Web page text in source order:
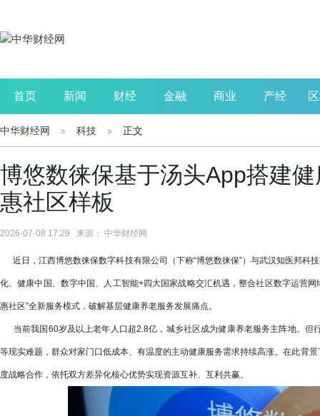
首页 新闻 财经 金融 商业 产经
公司 生活 读书
中华财经网 科技 正文
博悠数徕保基于汤头App搭建
惠社区样板
2026-07-08 17:29 来源： 中华财经网
近日，江西博悠数徕保数字科技有限公司（下称“博悠数徕保”）与武汉知医邦科
化、健康中国、数字中国、人工智能+四大国家战略交汇机遇，整合社区数字运营
惠社区”全新服务模式，破解基层健康养老服务发展痛点。
当前我国60岁及以上老年人口超2.8亿，城乡社区成为健康养老服务主阵地。但
等现实难题，群众对家门口低成本、有温度的主动健康服务需求持续高涨。在此背
度战略合作，依托双方差异化核心优势实现资源互补、互利共赢。